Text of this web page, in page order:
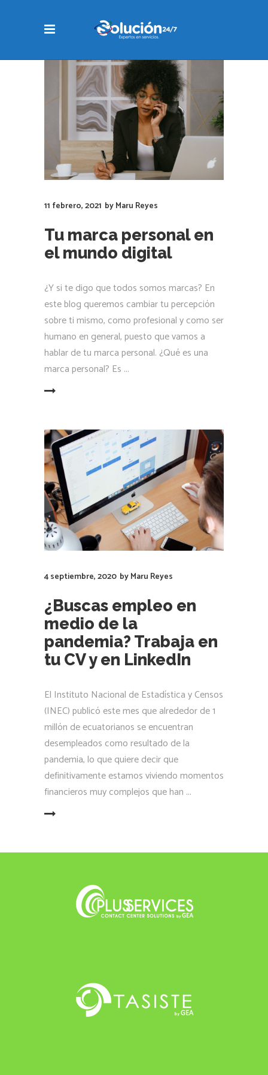
11 febrero, 2021 byMaru Reyes
Tu marca personal en
el mundo digital
¿Y si te digo que todos somos marcas? En
este blog queremos cambiar tu percepción
sobre ti mismo, como profesional y como ser
humano en general, puesto que vamos a
hablar de tu marca personal. ¿Qué es una
marca personal? Es
4 septiembre, 2020 byMaru Reyes
¿Buscas empleo en
medio de la
pandemia? Trabaja en
tu CV y en LinkedIn
El Instituto Nacional de Estadística y Censos
(INEC) publicó este mes que alrededor de 1
millón de ecuatorianos se encuentran
desempleados como resultado de la
pandemia, lo que quiere decir que
definitivamente estamos viviendo momentos
financieros muy complejos que han